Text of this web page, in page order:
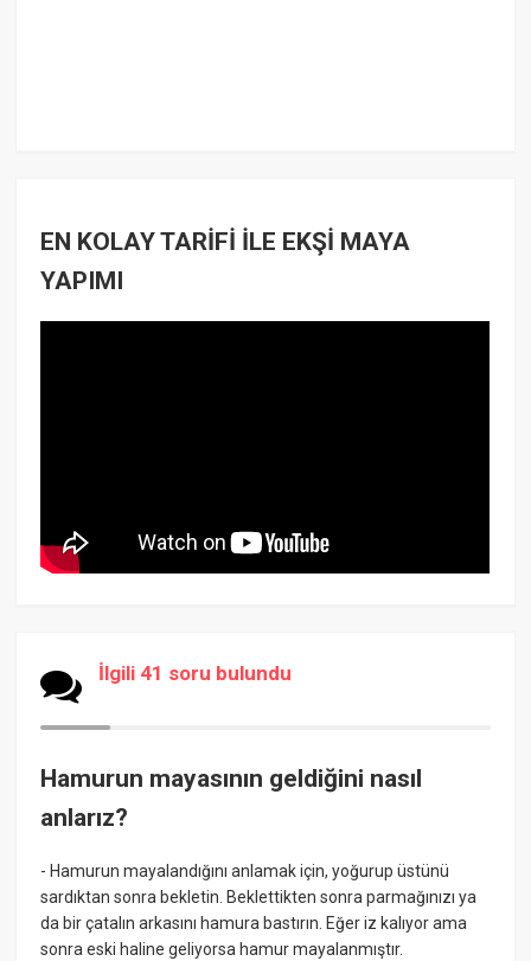
EN KOLAY TARİFİ İLE EKŞİ MAYA
YAPIMI
İlgili 41 soru bulundu
Hamurun mayasının geldiğini nasıl
anlarız?
- Hamurun mayalandığını anlamak için, yoğurup üstünü
sardıktan sonra bekletin. Beklettikten sonra parmağınızı ya
da bir çatalın arkasını hamura bastırın. Eğer iz kalıyor ama
sonra eski haline geliyorsa hamur mayalanmıştır.